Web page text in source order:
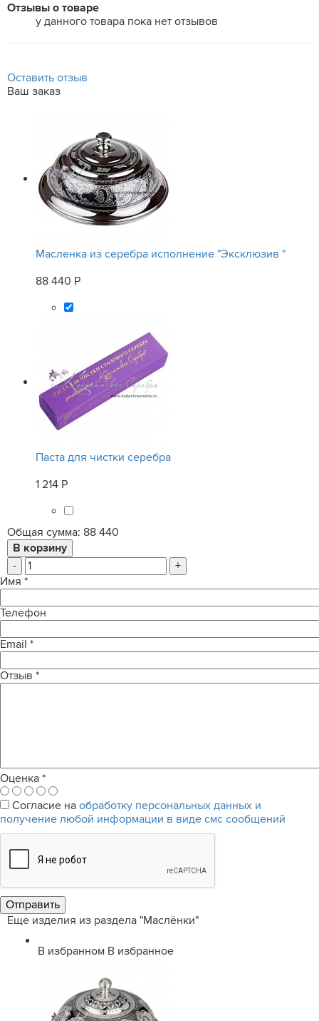
Отзывы о товаре
у данного товара пока нет отзывов
Оставить отзыв
Ваш заказ
Масленка из серебра исполнение "Эксклюзив "
88 440 Р
Паста для чистки серебра
1 214 Р
Общая сумма: 88 440
-
+
Имя *
Телефон
Email *
Отзыв *
Оценка *
Согласие на обработку персональных данных и
получение любой информации в виде смс сообщений
Еще изделия из раздела "Маслёнки"
В избранном В избранное